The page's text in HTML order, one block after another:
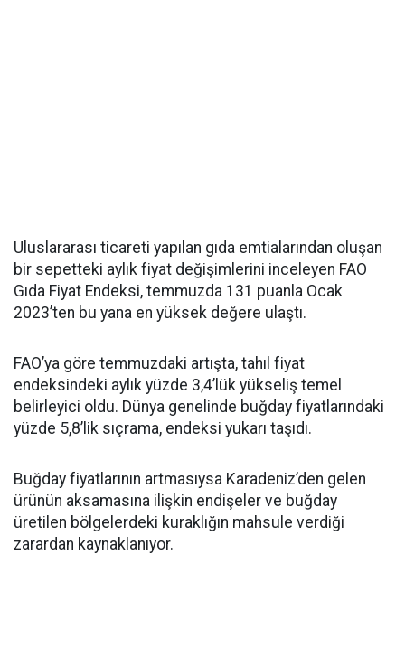
Uluslararası ticareti yapılan gıda emtialarından oluşan
bir sepetteki aylık fiyat değişimlerini inceleyen FAO
Gıda Fiyat Endeksi, temmuzda 131 puanla Ocak
2023’ten bu yana en yüksek değere ulaştı.
FAO’ya göre temmuzdaki artışta, tahıl fiyat
endeksindeki aylık yüzde 3,4’lük yükseliş temel
belirleyici oldu. Dünya genelinde buğday fiyatlarındaki
yüzde 5,8’lik sıçrama, endeksi yukarı taşıdı.
Buğday fiyatlarının artmasıysa Karadeniz’den gelen
ürünün aksamasına ilişkin endişeler ve buğday
üretilen bölgelerdeki kuraklığın mahsule verdiği
zarardan kaynaklanıyor.